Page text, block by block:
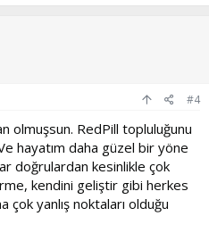
#4
olmuşsun. RedPill topluluğunu
hayatım daha güzel bir yöne
doğrulardan kesinlikle çok
kendini geliştir gibi herkes
çok yanlış noktaları olduğu